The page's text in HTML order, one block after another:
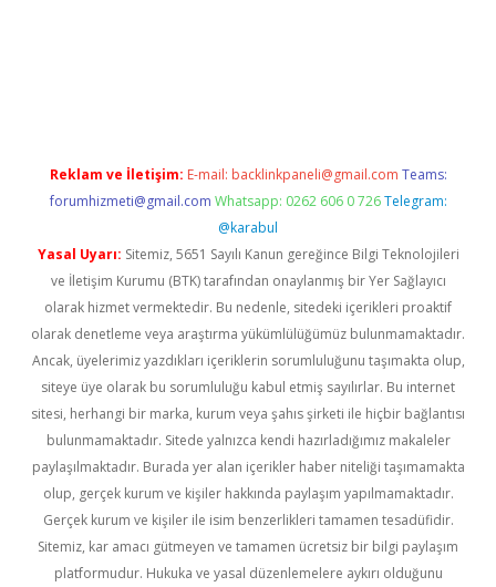
Reklam ve İletişim: E-mail: backlinkpaneli@gmail.com Teams:
forumhizmeti@gmail.com Whatsapp: 0262 606 0 726 Telegram:
@karabul
Yasal Uyarı: Sitemiz, 5651 Sayılı Kanun gereğince Bilgi Teknolojileri
ve İletişim Kurumu (BTK) tarafından onaylanmış bir Yer Sağlayıcı
olarak hizmet vermektedir. Bu nedenle, sitedeki içerikleri proaktif
olarak denetleme veya araştırma yükümlülüğümüz bulunmamaktadır.
Ancak, üyelerimiz yazdıkları içeriklerin sorumluluğunu taşımakta olup,
siteye üye olarak bu sorumluluğu kabul etmiş sayılırlar. Bu internet
sitesi, herhangi bir marka, kurum veya şahıs şirketi ile hiçbir bağlantısı
bulunmamaktadır. Sitede yalnızca kendi hazırladığımız makaleler
paylaşılmaktadır. Burada yer alan içerikler haber niteliği taşımamakta
olup, gerçek kurum ve kişiler hakkında paylaşım yapılmamaktadır.
Gerçek kurum ve kişiler ile isim benzerlikleri tamamen tesadüfidir.
Sitemiz, kar amacı gütmeyen ve tamamen ücretsiz bir bilgi paylaşım
platformudur. Hukuka ve yasal düzenlemelere aykırı olduğunu